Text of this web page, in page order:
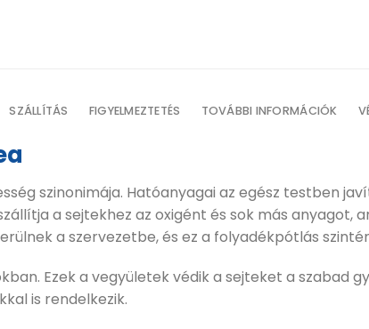
SZÁLLÍTÁS FIGYELMEZTETÉS TOVÁBBI INFORMÁCIÓK
szinonimája. Hatóanyagai az egész testben
a sejtekhez az oxigént és sok más anyagot,
a szervezetbe, és ez a folyadékpótlás
Ezek a vegyületek védik a sejteket a szabad
is rendelkezik.